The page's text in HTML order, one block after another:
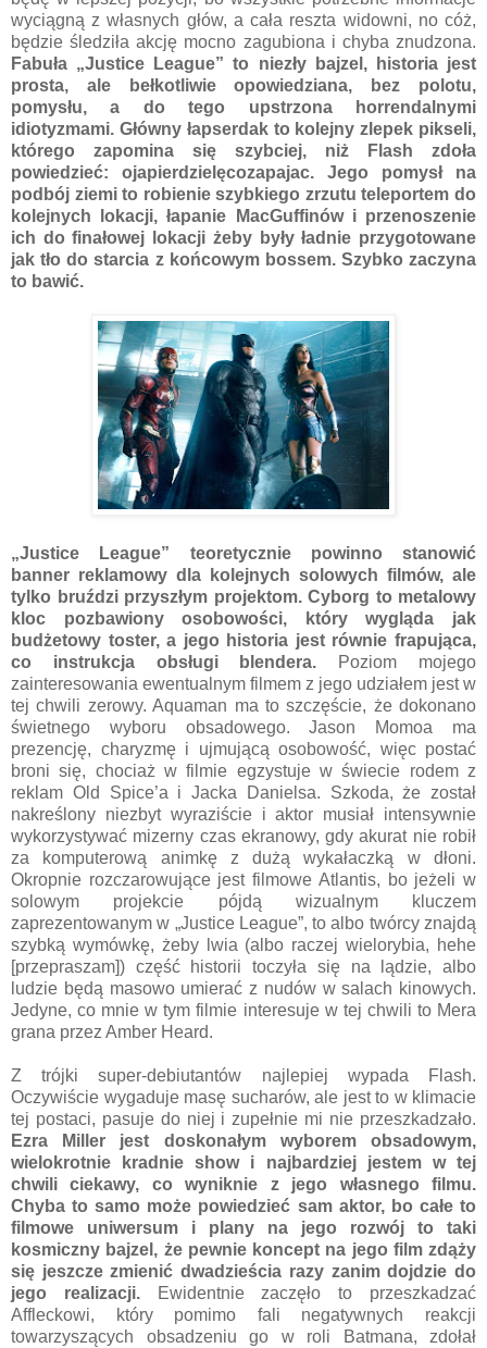
wyciągną z własnych głów, a cała reszta widowni, no cóż,
będzie śledziła akcję mocno zagubiona i chyba znudzona.
Fabuła „Justice League” to niezły bajzel, historia jest
prosta, ale bełkotliwie opowiedziana, bez polotu,
pomysłu, a do tego upstrzona horrendalnymi
idiotyzmami. Główny łapserdak to kolejny zlepek pikseli,
którego zapomina się szybciej, niż Flash zdoła
powiedzieć: ojapierdzielęcozapajac. Jego pomysł na
podbój ziemi to robienie szybkiego zrzutu teleportem do
kolejnych lokacji, łapanie MacGuffinów i przenoszenie
ich do finałowej lokacji żeby były ładnie przygotowane
jak tło do starcia z końcowym bossem. Szybko zaczyna
to bawić.
„Justice League” teoretycznie powinno stanowić
banner reklamowy dla kolejnych solowych filmów, ale
tylko bruździ przyszłym projektom. Cyborg to metalowy
kloc pozbawiony osobowości, który wygląda jak
budżetowy toster, a jego historia jest równie frapująca,
co instrukcja obsługi blendera.
Poziom mojego
zainteresowania ewentualnym filmem z jego udziałem jest w
tej chwili zerowy. Aquaman ma to szczęście, że dokonano
świetnego wyboru obsadowego. Jason Momoa ma
prezencję, charyzmę i ujmującą osobowość, więc postać
broni się, chociaż w filmie egzystuje w świecie rodem z
reklam Old Spice’a i Jacka Danielsa. Szkoda, że został
nakreślony niezbyt wyraziście i aktor musiał intensywnie
wykorzystywać mizerny czas ekranowy, gdy akurat nie robił
za komputerową animkę z dużą wykałaczką w dłoni.
Okropnie rozczarowujące jest filmowe Atlantis, bo jeżeli w
solowym projekcie pójdą wizualnym kluczem
zaprezentowanym w „Justice League”, to albo twórcy znajdą
szybką wymówkę, żeby lwia (albo raczej wielorybia, hehe
[przepraszam]) część historii toczyła się na lądzie, albo
ludzie będą masowo umierać z nudów w salach kinowych.
Jedyne, co mnie w tym filmie interesuje w tej chwili to Mera
grana przez Amber Heard.
Z trójki super-debiutantów najlepiej wypada Flash.
Oczywiście wygaduje masę sucharów, ale jest to w klimacie
tej postaci, pasuje do niej i zupełnie mi nie przeszkadzało.
Ezra Miller jest doskonałym wyborem obsadowym,
wielokrotnie kradnie show i najbardziej jestem w tej
chwili ciekawy, co wyniknie z jego własnego filmu.
Chyba to samo może powiedzieć sam aktor, bo całe to
filmowe uniwersum i plany na jego rozwój to taki
kosmiczny bajzel, że pewnie koncept na jego film zdąży
się jeszcze zmienić dwadzieścia razy zanim dojdzie do
jego realizacji.Ewidentnie zaczęło to przeszkadzać
Affleckowi, który pomimo fali negatywnych reakcji
towarzyszących obsadzeniu go w roli Batmana, zdołał